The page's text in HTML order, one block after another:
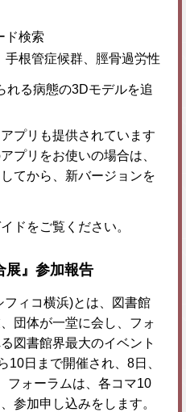
ド検索
根管症候群、脛骨過労性
れる病態の3Dモデルを追
プリも提供されています
プリをお使いの場合は、
てから、新バージョンを
ドをご覧ください。
展』参加報告
フィコ横浜)とは、図書館
団体が一堂に会し、フォ
図書館界最大のイベント
10日まで開催され、8日、
フォーラムは、各コマ10
参加申し込みをします。